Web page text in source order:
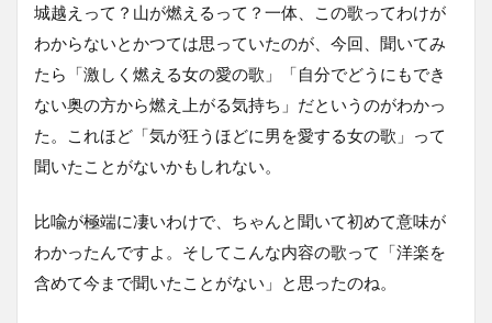
城越えって？山が燃えるって？一体、この歌ってわけが
わからないとかつては思っていたのが、今回、聞いてみ
たら「激しく燃える女の愛の歌」「自分でどうにもでき
ない奥の方から燃え上がる気持ち」だというのがわかっ
た。これほど「気が狂うほどに男を愛する女の歌」って
聞いたことがないかもしれない。
比喩が極端に凄いわけで、ちゃんと聞いて初めて意味が
わかったんですよ。そしてこんな内容の歌って「洋楽を
含めて今まで聞いたことがない」と思ったのね。